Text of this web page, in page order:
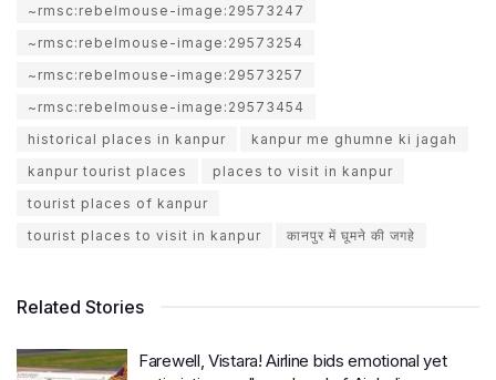
~rmsc:rebelmouse-image:29573247
~rmsc:rebelmouse-image:29573254
~rmsc:rebelmouse-image:29573257
~rmsc:rebelmouse-image:29573454
historical places in kanpur
kanpur me ghumne ki jagah
kanpur tourist places
places to visit in kanpur
tourist places of kanpur
tourist places to visit in kanpur
कानपुर में घूमने की जगहे
Related Stories
Farewell, Vistara! Airline bids emotional yet